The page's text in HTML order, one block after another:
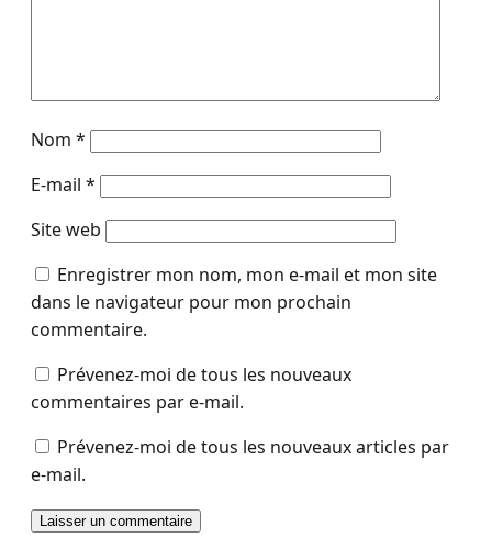
Nom *
E-mail *
Site web
Enregistrer mon nom, mon e-mail et mon site
dans le navigateur pour mon prochain
commentaire.
Prévenez-moi de tous les nouveaux
commentaires par e-mail.
Prévenez-moi de tous les nouveaux articles par
e-mail.